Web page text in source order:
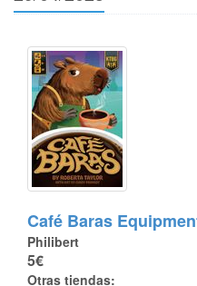
Café Baras
Philibert
5€
Otras tiendas: